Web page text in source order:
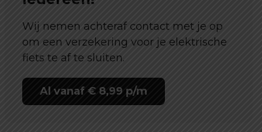
Wij nemen achteraf contact met je op
om een verzekering voor je elektrische
fiets te af te sluiten.
Al vanaf € 8,99 p/m